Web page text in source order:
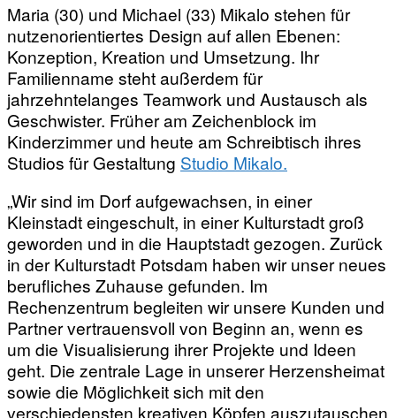
Maria (30) und Michael (33) Mikalo stehen für
nutzenorientiertes Design auf allen Ebenen:
Konzeption, Kreation und Umsetzung. Ihr
Familienname steht außerdem für
jahrzehntelanges Teamwork und Austausch als
Geschwister. Früher am Zeichenblock im
Kinderzimmer und heute am Schreibtisch ihres
Studios für Gestaltung Studio Mikalo.
„Wir sind im Dorf aufgewachsen, in einer
Kleinstadt eingeschult, in einer Kulturstadt groß
geworden und in die Hauptstadt gezogen. Zurück
in der Kulturstadt Potsdam haben wir unser neues
berufliches Zuhause gefunden. Im
Rechenzentrum begleiten wir unsere Kunden und
Partner vertrauensvoll von Beginn an, wenn es
um die Visualisierung ihrer Projekte und Ideen
geht. Die zentrale Lage in unserer Herzensheimat
sowie die Möglichkeit sich mit den
verschiedensten kreativen Köpfen auszutauschen